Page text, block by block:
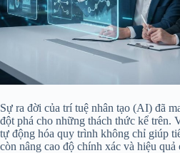
Sự ra đời của trí tuệ nhân tạo (AI) đã
đột phá cho những thách thức kể trên.
tự động hóa quy trình không chỉ giúp
còn nâng cao độ chính xác và hiệu quả